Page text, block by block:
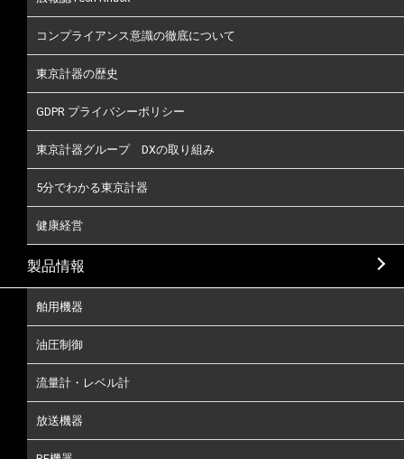
コンプライアンス意識の徹底について
東京計器の歴史
GDPR プライバシーポリシー
東京計器グループ DXの取り組み
5分でわかる東京計器
健康経営
製品情報
舶用機器
油圧制御
流量計・レベル計
放送機器